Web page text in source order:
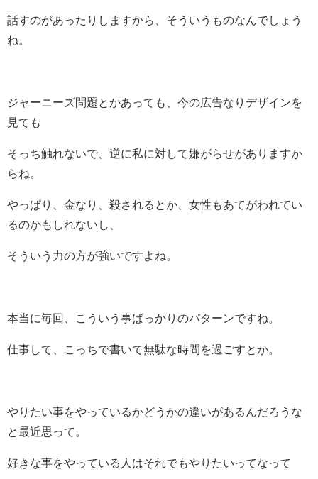
話すのがあったりしますから、そういうものなんでしょう
ね。
ジャーニーズ問題とかあっても、今の広告なりデザインを
見ても
そっち触れないで、逆に私に対して嫌がらせがありますか
らね。
やっぱり、金なり、殺されるとか、女性もあてがわれてい
るのかもしれないし、
そういう力の方が強いですよね。
本当に毎回、こういう事ばっかりのパターンですね。
仕事して、こっちで書いて無駄な時間を過ごすとか。
やりたい事をやっているかどうかの違いがあるんだろうな
と最近思って。
好きな事をやっている人はそれでもやりたいってなって